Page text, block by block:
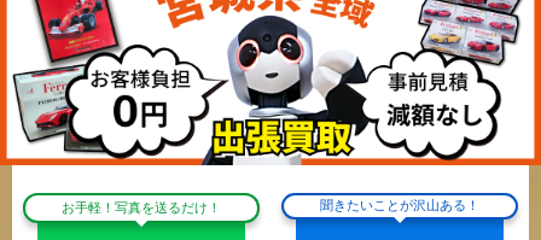
お手軽！写真を送るだけ！ 聞きたいことが沢山ある！